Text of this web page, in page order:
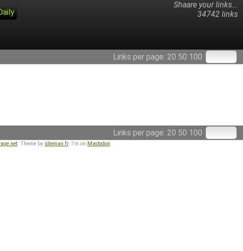
Shaare your links...
34742 links
Links per page: 20 50 100
Links per page: 20 50 100
. Theme by idleman.fr. I'm on Mastodon.